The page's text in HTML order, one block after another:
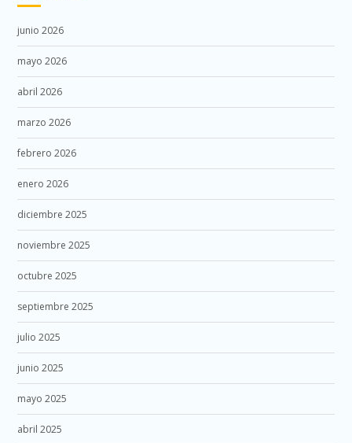
junio 2026
mayo 2026
abril 2026
marzo 2026
febrero 2026
enero 2026
diciembre 2025
noviembre 2025
octubre 2025
septiembre 2025
julio 2025
junio 2025
mayo 2025
abril 2025